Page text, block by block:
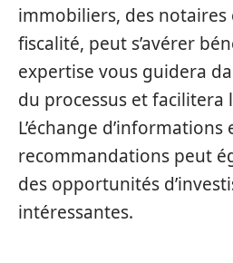
immobiliers, des notaires
fiscalité, peut s’avérer
expertise vous guidera
du processus et facilitera
L’échange d’informations
recommandations peut
des opportunités
intéressantes.